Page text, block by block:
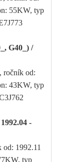
55KW, typ
G40_) /
ročník od:
43KW, typ
-
1992.11
typ